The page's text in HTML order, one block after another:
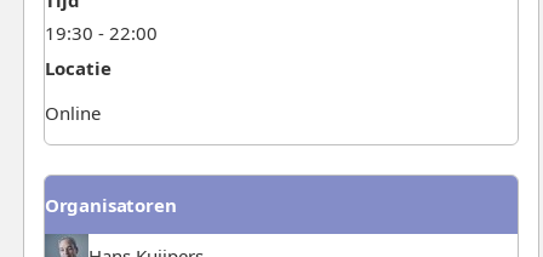
19:30 - 22:00
Locatie
Online
Organisatoren